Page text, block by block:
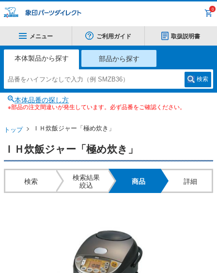
0
メニュー ご利用ガイド 取扱説明書
本体製品から探す 部品から探す
検索
本体品番の探し方
※部品の注文間違いが発生しています。必ず品番をご確認ください。
トップ ＩＨ炊飯ジャー「極め炊き」
ＩＨ炊飯ジャー「極め炊き」
検索
検索結果
絞込
商品 詳細